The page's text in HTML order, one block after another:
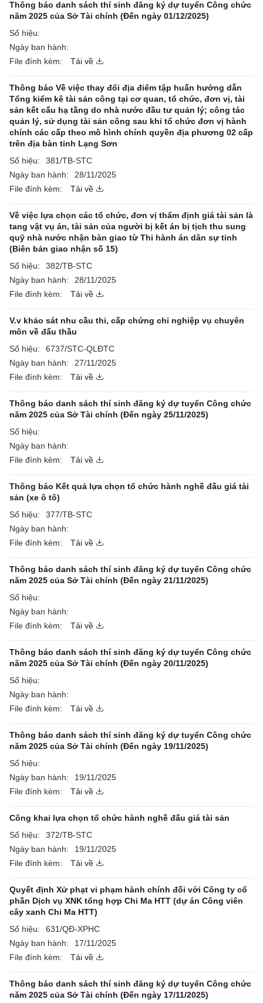
Thông báo danh sách thí sinh đăng ký dự tuyển Công chức
năm 2025 của Sở Tài chính (Đến ngày 01/12/2025)
Số hiệu:
Ngày ban hành:
File đính kèm:
Tải về
Thông báo Về việc thay đổi địa điểm tập huấn hướng dẫn
Tổng kiểm kê tài sản công tại cơ quan, tổ chức, đơn vị, tài
sản kết cấu hạ tầng do nhà nước đầu tư quản lý; công tác
quản lý, sử dụng tài sản công sau khi tổ chức đơn vị hành
chính các cấp theo mô hình chính quyền địa phương 02 cấp
trên địa bàn tỉnh Lạng Sơn
Số hiệu:
381/TB-STC
Ngày ban hành:
28/11/2025
File đính kèm:
Tải về
Về việc lựa chọn các tổ chức, đơn vị thẩm định giá tài sản là
tang vật vụ án, tài sản của người bị kết án bị tịch thu sung
quỹ nhà nước nhận bàn giao từ Thi hành án dân sự tỉnh
(Biên bản giao nhận số 15)
Số hiệu:
382/TB-STC
Ngày ban hành:
28/11/2025
File đính kèm:
Tải về
V.v khảo sát nhu cầu thi, cấp chứng chỉ nghiệp vụ chuyên
môn về đấu thầu
Số hiệu:
6737/STC-QLĐTC
Ngày ban hành:
27/11/2025
File đính kèm:
Tải về
Thông báo danh sách thí sinh đăng ký dự tuyển Công chức
năm 2025 của Sở Tài chính (Đến ngày 25/11/2025)
Số hiệu:
Ngày ban hành:
File đính kèm:
Tải về
Thông báo Kết quả lựa chọn tổ chức hành nghề đấu giá tài
sản (xe ô tô)
Số hiệu:
377/TB-STC
Ngày ban hành:
File đính kèm:
Tải về
Thông báo danh sách thí sinh đăng ký dự tuyển Công chức
năm 2025 của Sở Tài chính (Đến ngày 21/11/2025)
Số hiệu:
Ngày ban hành:
File đính kèm:
Tải về
Thông báo danh sách thí sinh đăng ký dự tuyển Công chức
năm 2025 của Sở Tài chính (Đến ngày 20/11/2025)
Số hiệu:
Ngày ban hành:
File đính kèm:
Tải về
Thông báo danh sách thí sinh đăng ký dự tuyển Công chức
năm 2025 của Sở Tài chính (Đến ngày 19/11/2025)
Số hiệu:
Ngày ban hành:
19/11/2025
File đính kèm:
Tải về
Công khai lựa chọn tổ chức hành nghề đấu giá tài sản
Số hiệu:
372/TB-STC
Ngày ban hành:
19/11/2025
File đính kèm:
Tải về
Quyết định Xử phạt vi phạm hành chính đối với Công ty cổ
phần Dịch vụ XNK tổng hợp Chi Ma HTT (dự án Công viên
cây xanh Chi Ma HTT)
Số hiệu:
631/QĐ-XPHC
Ngày ban hành:
17/11/2025
File đính kèm:
Tải về
Thông báo danh sách thí sinh đăng ký dự tuyển Công chức
năm 2025 của Sở Tài chính (Đến ngày 17/11/2025)